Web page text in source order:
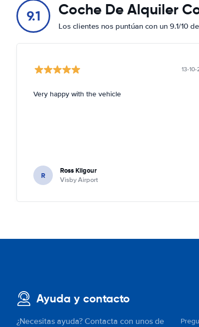
9.1 Coche De Alquiler
Los clientes nos puntúan con un 9.1/10
13-
Very happy with the vehicle
R Ross Kilgour
Visby Airport
Ayuda y contacto
¿Necesitas ayuda? Contacta con unos de